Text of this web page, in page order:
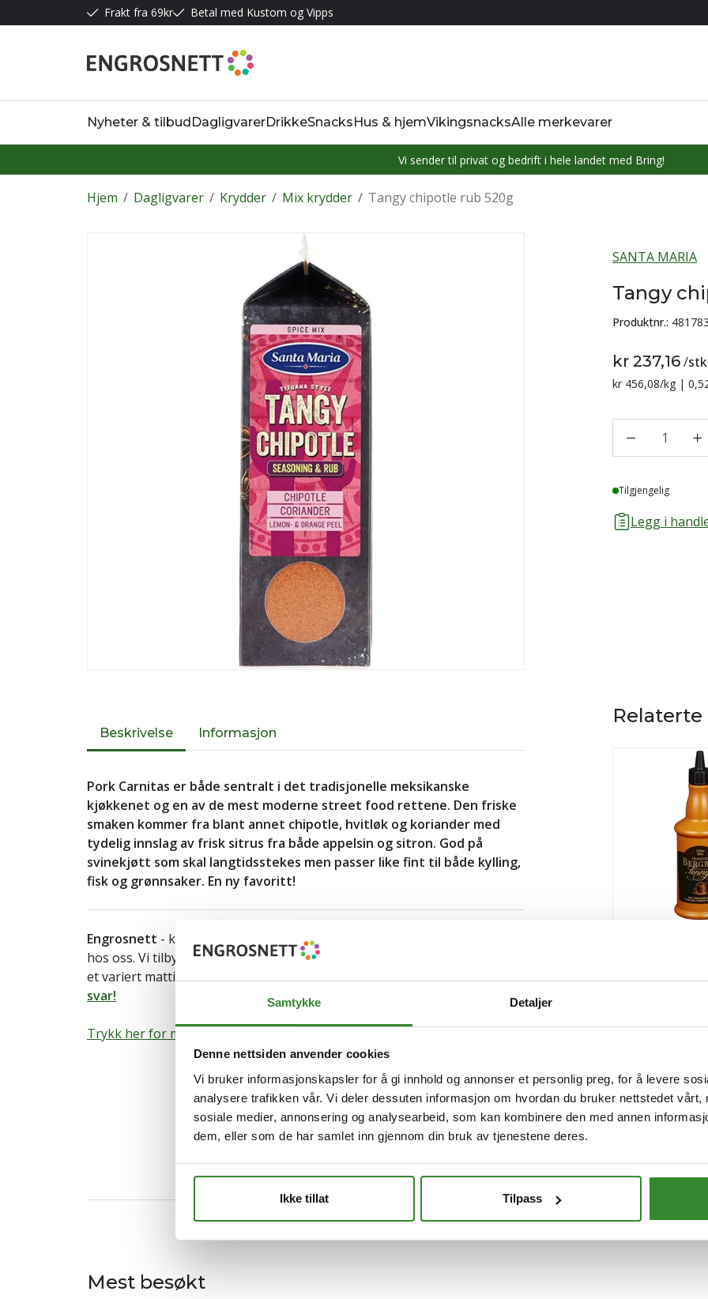
Samtykke Detaljer
Denne nettsiden anvender cookies
Vi bruker informasjonskapsler for å gi innhold og annonser et personlig preg, for å levere
analysere trafikken vår. Vi deler dessuten informasjon om hvordan du bruker nettstedet vårt,
sosiale medier, annonsering og analysearbeid, som kan kombinere den med annen
dem, eller som de har samlet inn gjennom din bruk av tjenestene deres.
Ikke tillat Tilpass
Frakt fra 69kr Betal med Kustom og Vipps
Nyheter & tilbudDagligvarerDrikkeSnacksHus & hjemVikingsnacksAlle merkevarer
Vi sender til privat og bedrift i hele landet med Bring!
/
Hjem /
Dagligvarer /
Krydder /
Mix krydder Tangy chipotle rub 520g
SANTA MARIA
Tangy
Produktnr.:
kr 237,16/stk
Sammenligning
kr 456,08/kg |
1
Lager
Tilgjengelig
Legg i
Beskrivelse Informasjon
Pork Carnitas er både sentralt i det tradisjonelle meksikanske
kjøkkenet og en av de mest moderne street food rettene. Den friske
smaken kommer fra blant annet chipotle, hvitløk og koriander med
tydelig innslag av frisk sitrus fra både appelsin og sitron. God på
svinekjøtt som skal langtidsstekes men passer like fint til både kylling,
fisk og grønnsaker. En ny favoritt!
Engrosnett - kjøpmannen på nett. Både
hos oss. Vi tilbyr hjemlevering av storhusholdning produkter, proviant og
et variert mattilbud til både hjem og arbeidsplassen.Vanlige spørsmål og
svar!
Trykk her for mer informasjon om varen.
Mest besøkt